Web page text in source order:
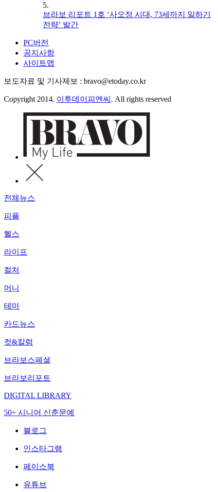
5.
브라보 리포트 1호 ‘사오정 시대, 73세까지 일하기
전략’ 발간
PC버전
공지사항
사이트맵
보도자료 및 기사제보 : bravo@etoday.co.kr
Copyright 2014. 이투데이피엔씨 . All rights reserved
전체뉴스
피플
헬스
라이프
컬처
머니
테마
카드뉴스
컷&칼럼
브라보스페셜
브라보리포트
DIGITAL LIBRARY
50+ 시니어 신춘문예
블로그
인스타그램
페이스북
유튜브